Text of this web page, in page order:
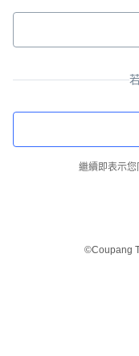
繼續即表示您
©Coupang